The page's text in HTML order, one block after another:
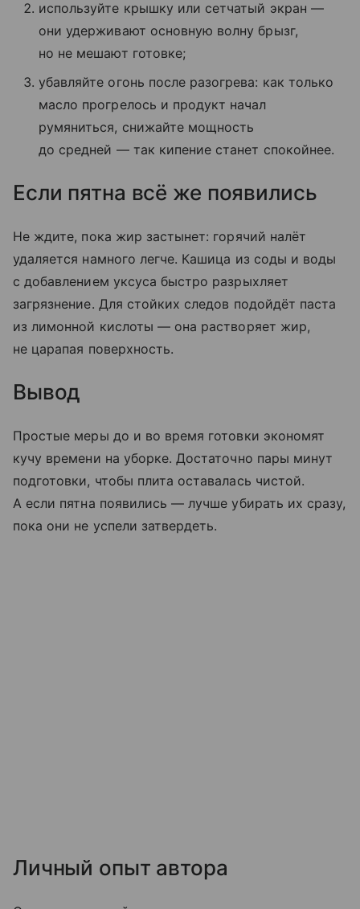
используйте крышку или сетчатый экран —
они удерживают основную волну брызг,
но не мешают готовке;
убавляйте огонь после разогрева: как только
масло прогрелось и продукт начал
румяниться, снижайте мощность
до средней — так кипение станет спокойнее.
Если пятна всё же появились
Не ждите, пока жир застынет: горячий налёт
удаляется намного легче. Кашица из соды и воды
с добавлением уксуса быстро разрыхляет
загрязнение. Для стойких следов подойдёт паста
из лимонной кислоты — она растворяет жир,
не царапая поверхность.
Вывод
Простые меры до и во время готовки экономят
кучу времени на уборке. Достаточно пары минут
подготовки, чтобы плита оставалась чистой.
А если пятна появились — лучше убирать их сразу,
пока они не успели затвердеть.
Личный опыт автора